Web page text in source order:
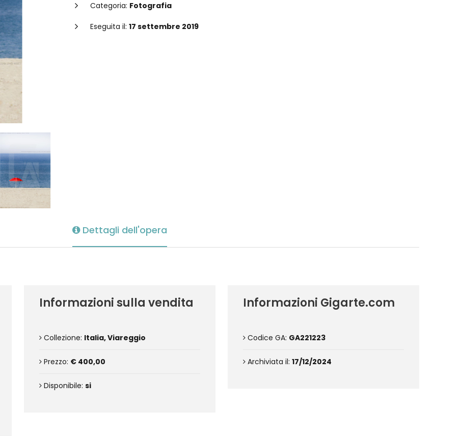
Categoria: Fotografia
Eseguita il: 17 settembre 2019
Dettagli dell'opera
Informazioni sulla vendita
Collezione: Italia, Viareggio
Prezzo: € 400,00
Disponibile: si
Informazioni Gigarte.com
Codice GA: GA221223
Archiviata il: 17/12/2024